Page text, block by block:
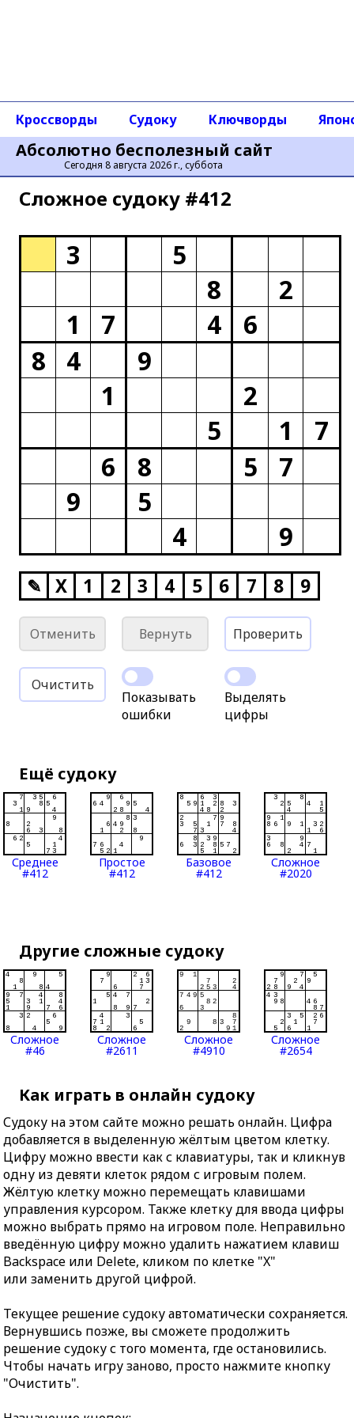
Абсолютно бесполезный сайт
Сегодня 8 августа 2026 г., суббота
Кроссворды Судоку Ключворды
Сложное cудоку #412
3
5
8
2
1
7 4
6
8
4
9
1
2
5
1
7
6
8 5
7
9
5
4
9
✎ X 1 2 3 4 5 6 7 8 9
Отменить Вернуть Проверить
Очистить
Показывать
ошибки
Выделять
цифры
Ещё судоку
Среднее
#412
Простое
#412
Базовое
#412
Сложное
#2020
Другие сложные судоку
Сложное
#46
Сложное
#2611
Сложное
#4910
Сложное
#2654
Как играть в онлайн судоку
Судоку на этом сайте можно решать онлайн. Цифра
добавляется в выделенную жёлтым цветом клетку.
Цифру можно ввести как с клавиатуры, так и кликнув
одну из девяти клеток рядом с игровым полем.
Жёлтую клетку можно перемещать клавишами
управления курсором. Также клетку для ввода цифры
можно выбрать прямо на игровом поле. Неправильно
введённую цифру можно удалить нажатием клавиш
Backspace или Delete, кликом по клетке "X"
или заменить другой цифрой.
Текущее решение судоку автоматически сохраняется.
Вернувшись позже, вы сможете продолжить
решение судоку с того момента, где остановились.
Чтобы начать игру заново, просто нажмите кнопку
"Очистить".